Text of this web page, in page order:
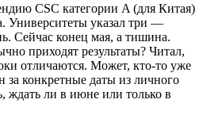
CSC категории A (для Китая)
Университеты указал три —
Сейчас конец мая, а тишина.
приходят результаты? Читал,
отличаются. Может, кто-то уже
за конкретные даты из личного
ждать ли в июне или только в